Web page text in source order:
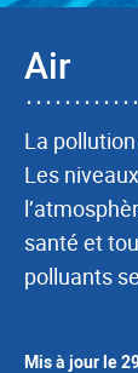
Air
La
Les
santé et
polluants
Mis à jour le